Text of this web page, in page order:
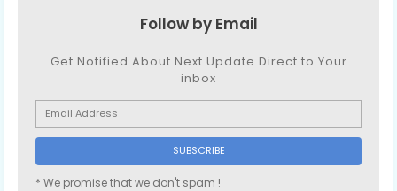
Follow by Email
Get Notified About Next Update Direct to Your
inbox
* We promise that we don't spam !